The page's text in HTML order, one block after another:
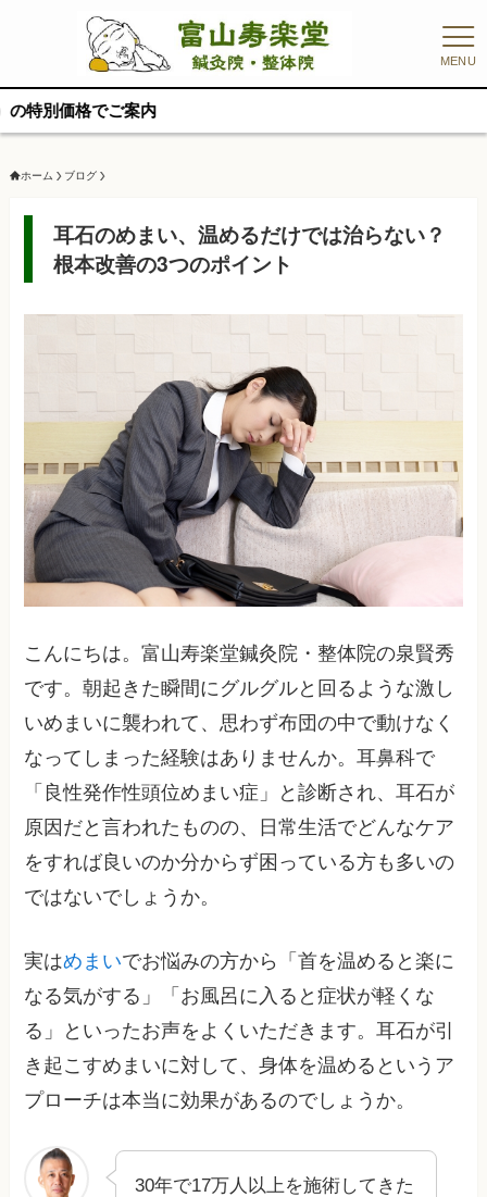
MENU
ホーム ブログ
耳石のめまい、温めるだけでは治らない？
根本改善の3つのポイント
こんにちは。富山寿楽堂鍼灸院・整体院の泉賢秀
です。朝起きた瞬間にグルグルと回るような激し
いめまいに襲われて、思わず布団の中で動けなく
なってしまった経験はありませんか。耳鼻科で
「良性発作性頭位めまい症」と診断され、耳石が
原因だと言われたものの、日常生活でどんなケア
をすれば良いのか分からず困っている方も多いの
ではないでしょうか。
実はめまいでお悩みの方から「首を温めると楽に
なる気がする」「お風呂に入ると症状が軽くな
る」といったお声をよくいただきます。耳石が引
き起こすめまいに対して、身体を温めるというア
プローチは本当に効果があるのでしょうか。
30年で17万人以上を施術してきた